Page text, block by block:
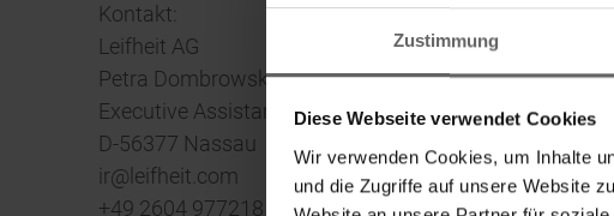
Zustimmung
Diese Webseite verwendet Cookies
Wir verwenden Cookies, um Inhalte
und die Zugriffe auf unsere Website
Kontakt:
Leifheit AG
Petra Dombrowsky
Executive Assistant/CIRO
D-56377 Nassau
ir@leifheit.com
+49 2604 977218